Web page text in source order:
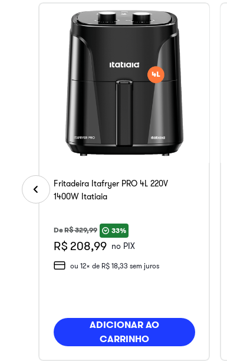
Fritadeira Itafryer PRO 4L 220V
1400W Itatiaia
DeR$329,99 33%
R$ 208,99 no PIX
ou 12x de R$ 18,33 sem juros
ADICIONAR AO
CARRINHO